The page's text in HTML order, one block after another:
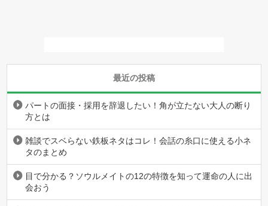
最近の投稿
パートの面接・採用を辞退したい！角が立たない大人の断り
方とは
雑談でスベらない鉄板ネタはコレ！会話の糸口に使える小ネ
タのまとめ
目で分かる？ソウルメイトの12の特徴を知って運命の人に出
会おう